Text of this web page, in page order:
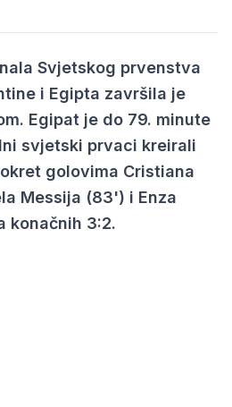
Svjetskog prvenstva
i Egipta završila je
Egipat je do 79. minute
svjetski prvaci kreirali
golovima Cristiana
Messija (83') i Enza
konačnih 3:2.